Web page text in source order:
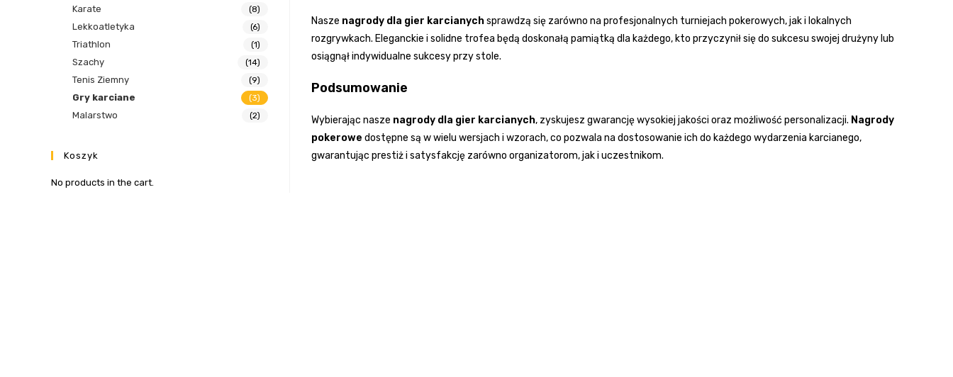
Nasze nagrody dla gier karcianychsprawdzą się zarówno na profesjonalnych turniejach pokerowych, jak i lokalnych
rozgrywkach. Eleganckie i solidne trofea będą doskonałą pamiątką dla każdego, kto przyczynił się do sukcesu swojej drużyny lub
osiągnął indywidualne sukcesy przy stole.
Podsumowanie
Wybierając nasze nagrody dla gier karcianych, zyskujesz gwarancję wysokiej jakości oraz możliwość personalizacji. Nagrody
pokerowe dostępne są w wielu wersjach i wzorach, co pozwala na dostosowanie ich do każdego wydarzenia karcianego,
gwarantując prestiż i satysfakcję zarówno organizatorom, jak i uczestnikom.
Karate (8)
Lekkoatletyka (6)
Triathlon (1)
Szachy (14)
Tenis Ziemny (9)
Gry karciane (3)
Malarstwo (2)
Koszyk
No products in the cart.